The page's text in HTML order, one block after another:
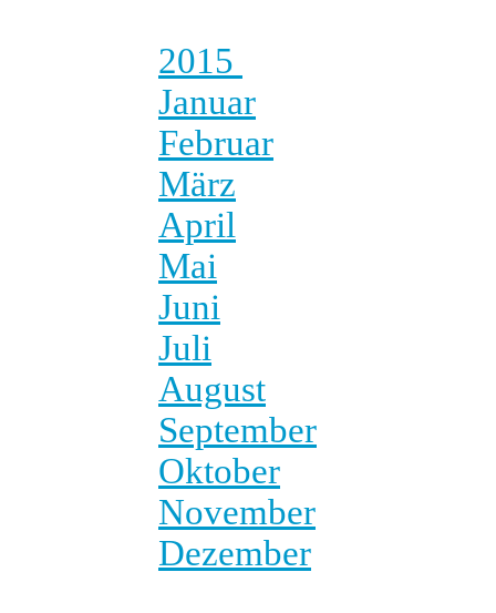
2015
Januar
Februar
März
April
Mai
Juni
Juli
August
September
Oktober
November
Dezember